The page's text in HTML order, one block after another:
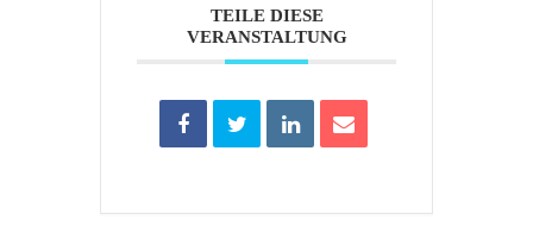
TEILE DIESE
VERANSTALTUNG